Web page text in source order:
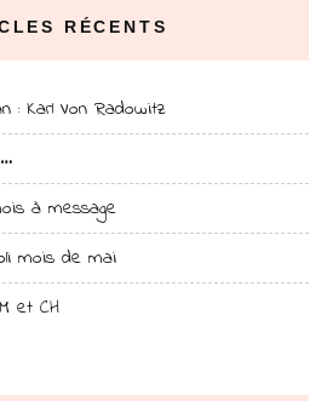
RÉCENTS
: Karl Von Radowitz
à message
mois de mai
et CH